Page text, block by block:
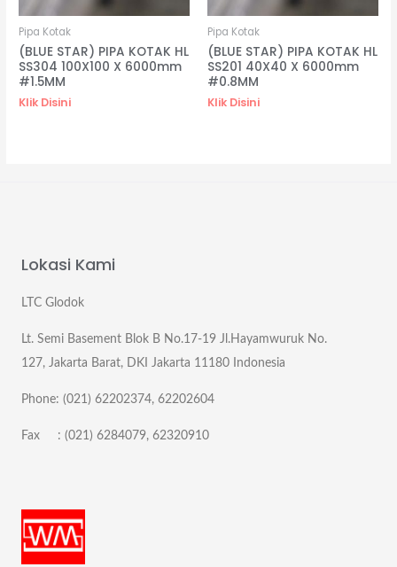
Pipa Kotak
(BLUE STAR) PIPA KOTAK HL
SS304 100X100 X 6000mm
#1.5MM
Klik Disini
Pipa Kotak
(BLUE STAR) PIPA KOTAK HL
SS201 40X40 X 6000mm
#0.8MM
Klik Disini
Lokasi Kami
LTC Glodok
Lt. Semi Basement Blok B No.17-19 Jl.Hayamwuruk No.
127, Jakarta Barat, DKI Jakarta 11180 Indonesia
Phone: (021) 62202374, 62202604
Fax : (021) 6284079, 62320910